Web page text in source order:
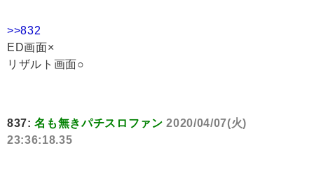
>>832
ED画面×
リザルト画面○
837:名も無きパチスロファン 2020/04/07(火)
23:36:18.35